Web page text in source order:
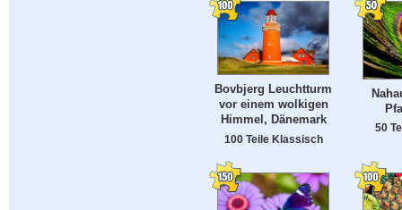
Bovbjerg Leuchtturm
vor einem wolkigen
Himmel, Dänemark
100 Teile Klassisch
50